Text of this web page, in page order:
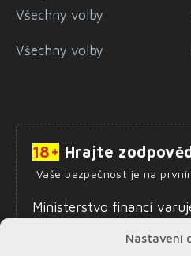
Nastavení
Všechny volby
Všechny volby
18+ Hrajte
Vaše bezpečnost je na
Ministerstvo financí
osob mladších 18 let na